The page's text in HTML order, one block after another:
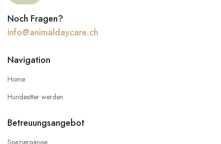
Noch Fragen?
info@animaldaycare.ch
Navigation
Home
Hundesitter werden
Betreuungsangebot
Spaziergänge